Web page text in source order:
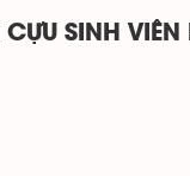
SINH